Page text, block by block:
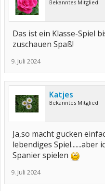
Bekanntes Mitglied
Das ist ein Klasse-Spiel
zuschauen Spaß!
9. Juli 2024
Katjes
Bekanntes Mitglied
Ja,so macht gucken
lebendiges Spiel.......aber
Spanier spielen
9. Juli 2024